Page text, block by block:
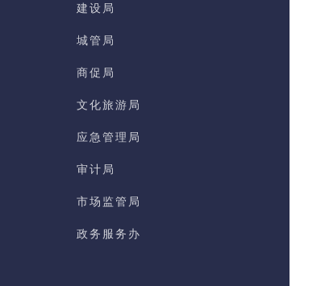
建设局
城管局
商促局
文化旅游局
应急管理局
审计局
市场监管局
政务服务办